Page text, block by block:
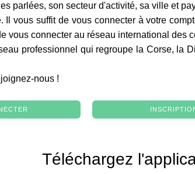
parlées, son secteur d'activité, sa ville et
Il vous suffit de vous connecter à votre
vous connecter au réseau international des
professionnel qui regroupe la Corse, la
nous !
Téléchargez